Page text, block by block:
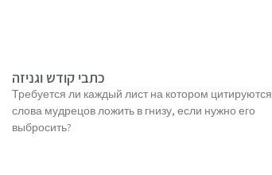
כתבי קודש וגניזה
Требуется ли каждый лист на котором цитируются
слова мудрецов ложить в гнизу, если нужно его
выбросить?